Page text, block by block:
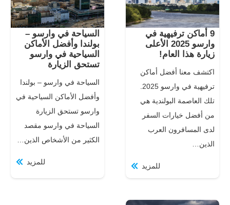
9 أماكن ترفيهية في
وارسو 2025 الأعلى
زيارة هذا العام!
اكتشف معنا أفضل أماكن
تلك العاصمة البولندية هي
من أفضل خيارات السفر
لدى المسافرون العرب
الذين…
للمزيد
السياحة في وارسو –
بولندا وأفضل الأماكن
السياحية في وارسو
تستحق الزيارة
السياحة في وارسو – بولندا
وأفضل الأماكن السياحية في
وارسو تستحق الزيارة
السياحة في وارسو مقصد
الكثير من الأشخاص الذين…
للمزيد